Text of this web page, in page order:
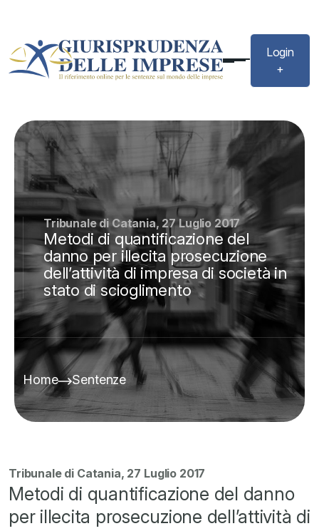
Login
+
Tribunale di Catania, 27 Luglio 2017
Metodi di quantificazione del
danno per illecita prosecuzione
dell’attività di impresa di società in
stato di scioglimento
Home Sentenze
Tribunale di Catania, 27 Luglio 2017
Metodi di quantificazione del danno
per illecita prosecuzione dell’attività di